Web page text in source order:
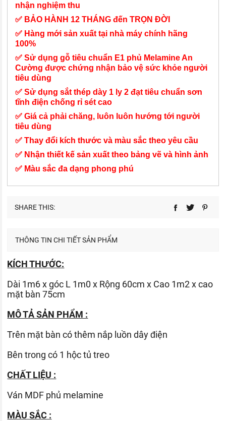
nhận nghiệm thu
✅ BẢO HÀNH 12 THÁNG đến TRỌN ĐỜI
✅ Hàng mới sản xuất tại nhà máy chính hãng
100%
✅ Sử dụng gỗ tiêu chuẩn E1 phủ Melamine An
Cường được chứng nhận bảo vệ sức khỏe người
tiêu dùng
✅ Sử dụng sắt thép dày 1 ly 2 đạt tiêu chuẩn sơn
tĩnh điện chống rỉ sét cao
✅ Giá cả phải chăng, luôn luôn hướng tới người
tiêu dùng
✅ Thay đổi kích thước và màu sắc theo yêu cầu
✅ Nhận thiết kế sản xuất theo bảng vẽ và hình ảnh
✅ Màu sắc đa dạng phong phú
SHARE THIS:
THÔNG TIN CHI TIẾT SẢN PHẨM
KÍCH THƯỚC:
Dài 1m6 x góc L 1m0 x Rộng 60cm x Cao 1m2 x cao
mặt bàn 75cm
MÔ TẢ SẢN PHẨM :
Trên mặt bàn có thêm nắp luồn dây điện
Bên trong có 1 hộc tủ treo
CHẤT LIỆU :
Ván MDF phủ melamine
MÀU SẮC :